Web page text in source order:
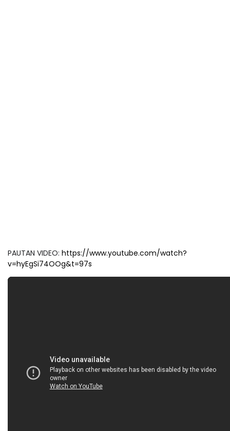
PAUTAN VIDEO: https://www.youtube.com/watch?
v=hyEgSi74OOg&t=97s